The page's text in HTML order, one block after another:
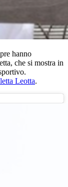
hanno
che si mostra in
Leotta.